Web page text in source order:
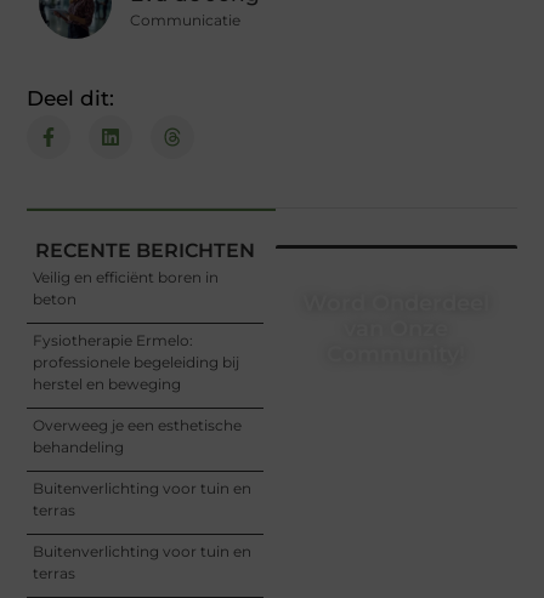
Communicatie
Deel dit:
RECENTE BERICHTEN
Veilig en efficiënt boren in
beton
Fysiotherapie Ermelo:
professionele begeleiding bij
herstel en beweging
Overweeg je een esthetische
behandeling
Buitenverlichting voor tuin en
terras
Buitenverlichting voor tuin en
terras